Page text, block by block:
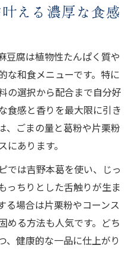
える濃厚な食感
豆腐は植物性たんぱく質や
な和食メニューです。特に
の選択から配合まで自分好
食感と香りを最大限に引き
、ごまの量と葛粉や片栗粉
あります。
では吉野本葛を使い、じっ
っちりとした舌触りが生ま
る場合は片栗粉やコーンス
める方法も人気です。どち
、健康的な一品に仕上がり